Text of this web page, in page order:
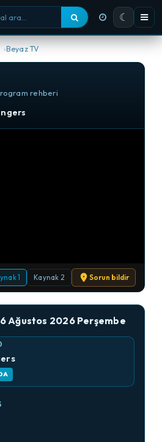
ara ☾
Beyaz TV
rehberi
1 Kaynak 2 Sorun bildir
6 Ağustos 2026 Perşembe